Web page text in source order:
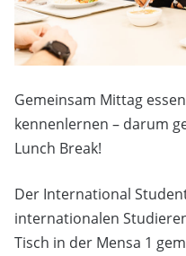
Gemeinsam Mittag
kennenlernen – darum
Lunch Break!
Der International
internationalen
Tisch in der Mensa 1